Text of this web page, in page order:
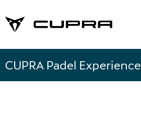
CUPRA Padel Experience